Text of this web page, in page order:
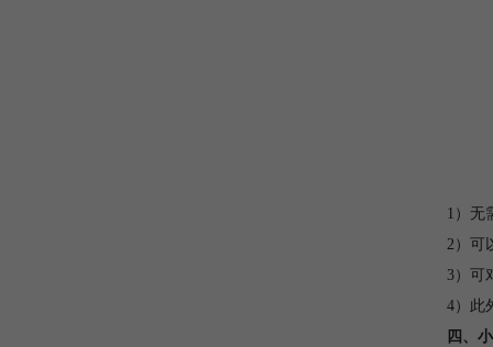
1）无
2）可
3）可
4）此
四、